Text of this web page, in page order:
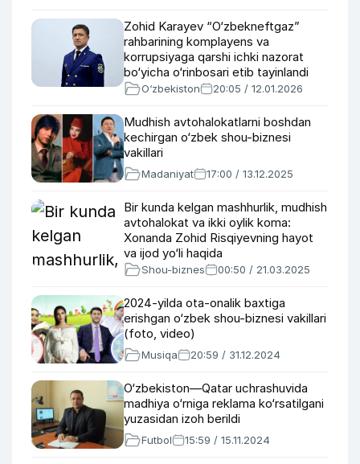
Zohid Karayev “O‘zbekneftgaz”
rahbarining komplayens va
korrupsiyaga qarshi ichki nazorat
bo‘yicha o‘rinbosari etib tayinlandi
O‘zbekiston 20:05 / 12.01.2026
Mudhish avtohalokatlarni boshdan
kechirgan o‘zbek shou-biznesi
vakillari
Madaniyat 17:00 / 13.12.2025
Bir kunda kelgan mashhurlik, mudhish
avtohalokat va ikki oylik koma:
Xonanda Zohid Risqiyevning hayot
va ijod yo‘li haqida
Shou-biznes 00:50 / 21.03.2025
2024-yilda ota-onalik baxtiga
erishgan o‘zbek shou-biznesi vakillari
(foto, video)
Musiqa 20:59 / 31.12.2024
O‘zbekiston—Qatar uchrashuvida
madhiya o‘rniga reklama ko‘rsatilgani
yuzasidan izoh berildi
Futbol 15:59 / 15.11.2024